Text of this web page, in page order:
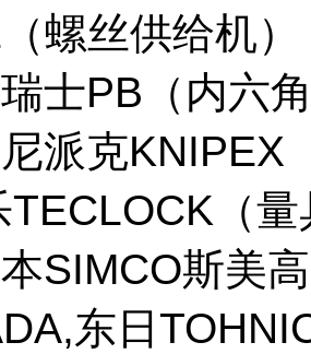
螺丝供给机
士PB（内六
派克KNIPEX
TECLOCK（
SIMCO斯美
东日